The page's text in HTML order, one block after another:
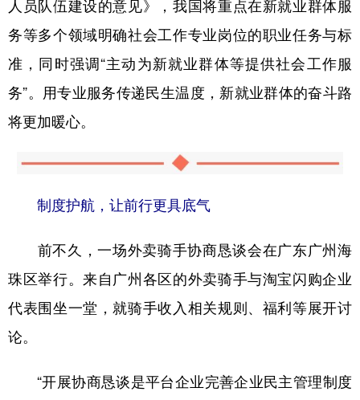
人员队伍建设的意见》，我国将重点在新就业群体服
务等多个领域明确社会工作专业岗位的职业任务与标
准，同时强调“主动为新就业群体等提供社会工作服
务”。用专业服务传递民生温度，新就业群体的奋斗路
将更加暖心。
制度护航，让前行更具底气
前不久，一场外卖骑手协商恳谈会在广东广州海
珠区举行。来自广州各区的外卖骑手与淘宝闪购企业
代表围坐一堂，就骑手收入相关规则、福利等展开讨
论。
“开展协商恳谈是平台企业完善企业民主管理制度